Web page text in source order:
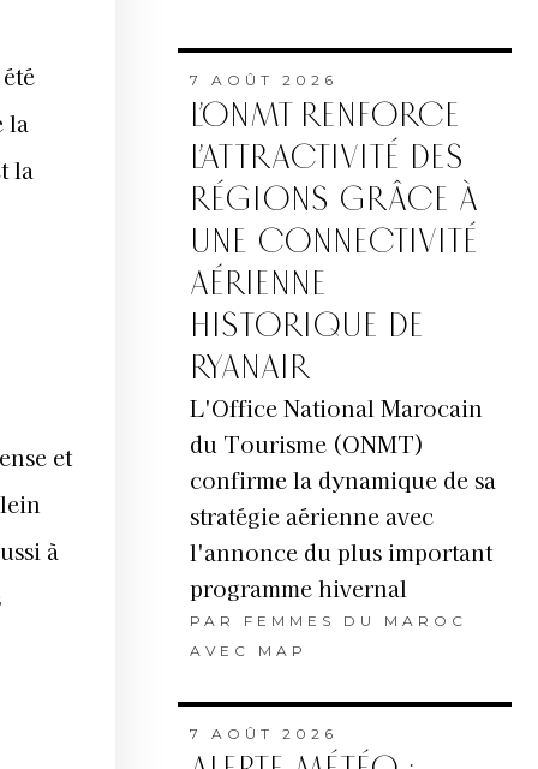
la
la
et
à
7 AOÛT 2026
L’ONMT RENFORCE
L’ATTRACTIVITÉ DES
RÉGIONS GRÂCE À
UNE CONNECTIVITÉ
AÉRIENNE
HISTORIQUE DE
RYANAIR
L'Office National Marocain
du Tourisme (ONMT)
confirme la dynamique de sa
stratégie aérienne avec
l'annonce du plus important
programme hivernal
PAR FEMMES DU MAROC
AVEC MAP
7 AOÛT 2026